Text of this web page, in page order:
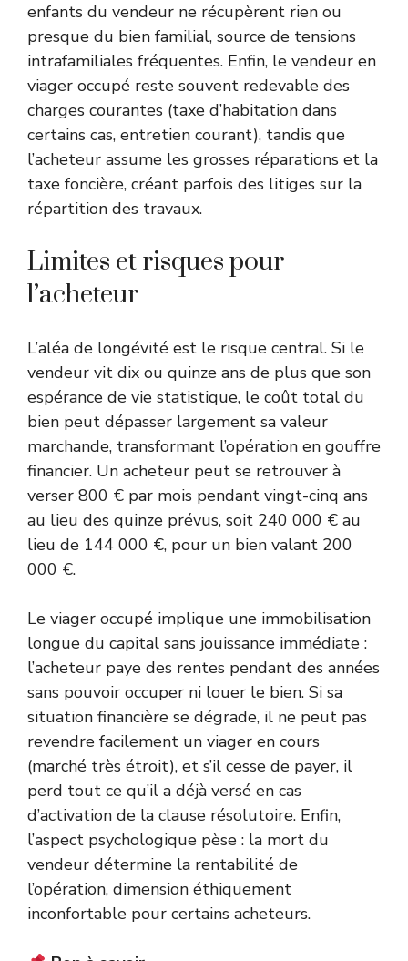
enfants du vendeur ne récupèrent rien ou
presque du bien familial, source de tensions
intrafamiliales fréquentes. Enfin, le vendeur en
viager occupé reste souvent redevable des
charges courantes (taxe d’habitation dans
certains cas, entretien courant), tandis que
l’acheteur assume les grosses réparations et la
taxe foncière, créant parfois des litiges sur la
répartition des travaux.
Limites et risques pour
l’acheteur
L’aléa de longévité est le risque central. Si le
vendeur vit dix ou quinze ans de plus que son
espérance de vie statistique, le coût total du
bien peut dépasser largement sa valeur
marchande, transformant l’opération en gouffre
financier. Un acheteur peut se retrouver à
verser 800 € par mois pendant vingt-cinq ans
au lieu des quinze prévus, soit 240 000 € au
lieu de 144 000 €, pour un bien valant 200
000 €.
Le viager occupé implique une immobilisation
longue du capital sans jouissance immédiate :
l’acheteur paye des rentes pendant des années
sans pouvoir occuper ni louer le bien. Si sa
situation financière se dégrade, il ne peut pas
revendre facilement un viager en cours
(marché très étroit), et s’il cesse de payer, il
perd tout ce qu’il a déjà versé en cas
d’activation de la clause résolutoire. Enfin,
l’aspect psychologique pèse : la mort du
vendeur détermine la rentabilité de
l’opération, dimension éthiquement
inconfortable pour certains acheteurs.